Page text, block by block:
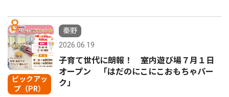
8
ピックアッ
プ（PR）
秦野
2026.06.19
子育て世代に朗報！ 室内遊び場７月１日
オープン 「はだのにこにこおもちゃパー
ク」